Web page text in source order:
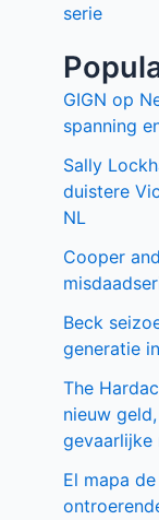
serie
GIGN op
spanning
Sally
duistere
NL
Cooper
Beck
generatie
The
nieuw
gevaarlijke
El mapa